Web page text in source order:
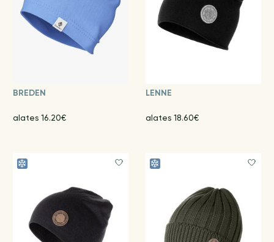
BREDEN
alates 16.20€
LENNE
alates 18.60€